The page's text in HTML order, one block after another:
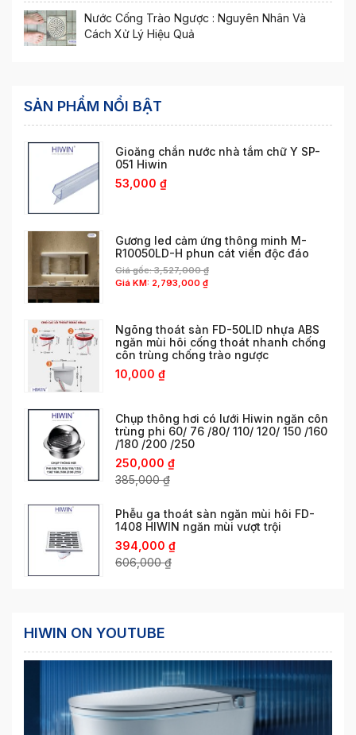
Nước Cống Trào Ngược : Nguyên Nhân Và
Cách Xử Lý Hiệu Quả
SẢN PHẨM NỔI BẬT
Gioăng chắn nước nhà tắm chữ Y SP-
051 Hiwin
53,000 ₫
Gương led cảm ứng thông minh M-
R10050LD-H phun cát viền độc đáo
Giá gốc:3,527,000₫
Giá KM: 2,793,000 ₫
Ngõng thoát sàn FD-50LID nhựa ABS
ngăn mùi hôi cống thoát nhanh chống
côn trùng chống trào ngược
10,000 ₫
Chụp thông hơi có lưới Hiwin ngăn côn
trùng phi 60/ 76 /80/ 110/ 120/ 150 /160
/180 /200 /250
250,000 ₫
385,000₫
Phễu ga thoát sàn ngăn mùi hôi FD-
1408 HIWIN ngăn mùi vượt trội
394,000 ₫
606,000₫
HIWIN ON YOUTUBE